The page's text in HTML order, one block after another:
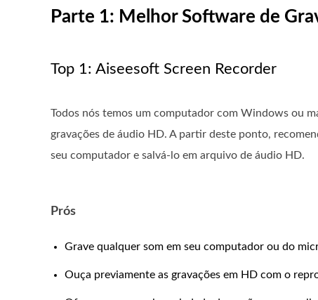
Parte 1: Melhor Software de
Top 1: Aiseesoft Screen Recorder
Todos nós temos um computador com Windows ou
gravações de áudio HD. A partir deste ponto,
seu computador e salvá-lo em arquivo de áudio HD.
Prós
Grave qualquer som em seu computador ou do
Ouça previamente as gravações em HD com o